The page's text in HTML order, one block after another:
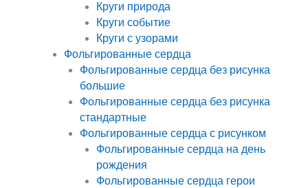
Круги природа
Круги событие
Круги с узорами
Фольгированные сердца
Фольгированные сердца без рисунка
большие
Фольгированные сердца без рисунка
стандартные
Фольгированные сердца с рисунком
Фольгированные сердца на день
рождения
Фольгированные сердца герои